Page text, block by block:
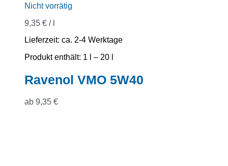
Nicht vorrätig
9,35 € /
Lieferzeit: ca. 2-4 Werktage
Produkt enthält: 1
– 20
Ravenol VMO 5W40
ab 9,35 €